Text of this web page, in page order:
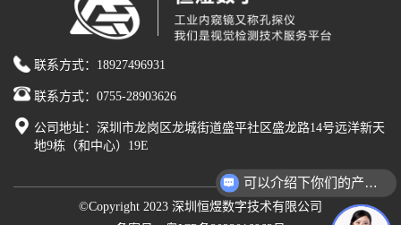
联系方式：18927496931
联系方式：0755-28903626
公司地址：深圳市龙岗区龙城街道盛平社区盛龙路14号远洋新天
地9栋（和中心）19E
©Copyright 2023 深圳恒煜数字技术有限公司
可以介绍下你们的产品么？